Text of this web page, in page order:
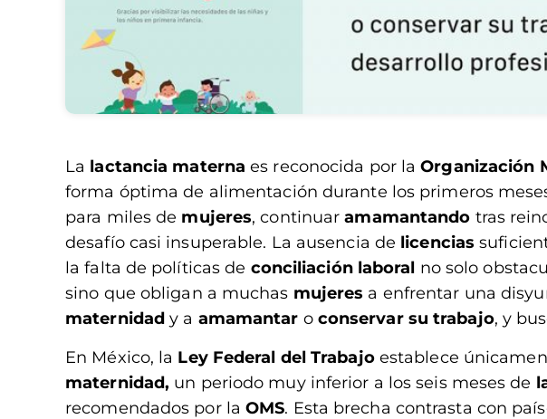
La lactancia maternaes reconocida por laOrganización
forma óptima de alimentación durante los primeros
para miles de mujeres, continuaramamantando tras
desafío casi insuperable. La ausencia de licencias
la falta de políticas de conciliación laboral no solo
sino que obligan a muchas mujeres a enfrentar una
maternidad y a amamantar o conservar su trabajo, y
En México, la Ley Federal del Trabajoestablece
maternidad, un periodo muy inferior a los seis meses de
recomendados por laOMS. Esta brecha contrasta con